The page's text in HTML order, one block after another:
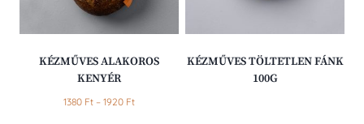
KÉZMŰVES ALAKOROS
KENYÉR
1380 Ft – 1920 FtÁrtartomány:
KÉZMŰVES TÖLTETLEN FÁNK
100G